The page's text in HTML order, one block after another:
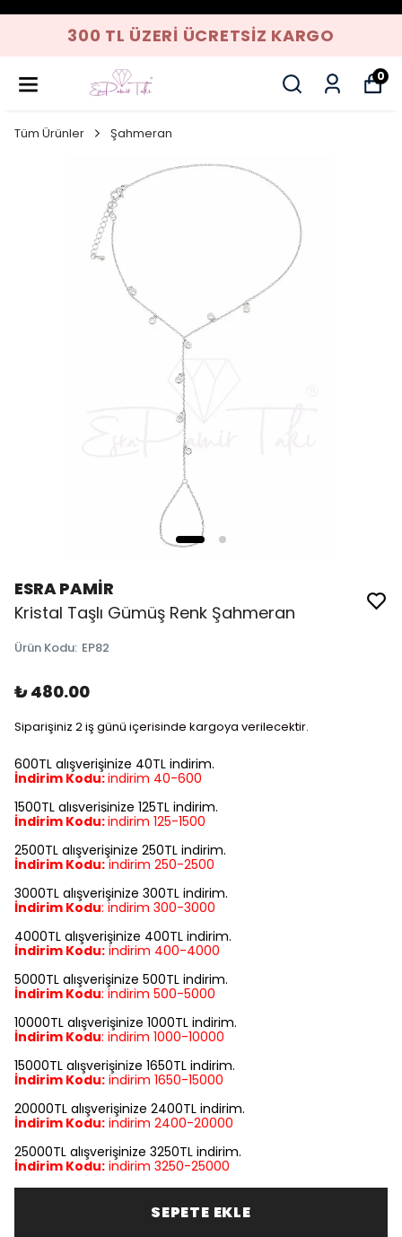
300 TL ÜZERI ÜCRETSIZ KARGO
0
Tüm Ürünler Şahmeran
ESRA PAMİR
Kristal Taşlı Gümüş Renk Şahmeran
Ürün Kodu: EP82
₺ 480.00
Siparişiniz 2 iş günü içerisinde kargoya verilecektir.
600TL alışverişinize 40TL indirim.
İndirim Kodu:indirim 40-600
1500TL alışverişinize 125TL indirim.
İndirim Kodu:indirim 125-1500
2500TL alışverişinize 250TL indirim.
İndirim Kodu: indirim 250-2500
3000TL alışverişinize 300TL indirim.
İndirim Kodu: indirim 300-3000
4000TL alışverişinize 400TL indirim.
İndirim Kodu: indirim 400-4000
5000TL alışverişinize 500TL indirim.
İndirim Kodu: indirim 500-5000
10000TL alışverişinize 1000TL indirim.
İndirim Kodu: indirim 1000-10000
15000TL alışverişinize 1650TL indirim.
İndirim Kodu: indirim 1650-15000
20000TL alışverişinize 2400TL indirim.
İndirim Kodu: indirim 2400-20000
25000TL alışverişinize 3250TL indirim.
İndirim Kodu: indirim 3250-25000
SEPETE EKLE